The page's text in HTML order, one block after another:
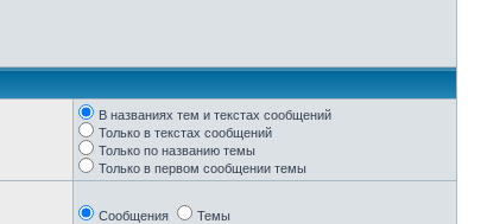
В названиях тем и текстах сообщений
Только в текстах сообщений
Только по названию темы
Только в первом сообщении темы
Сообщения Темы